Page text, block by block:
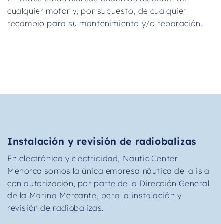
cualquier motor y, por supuesto, de cualquier
recambio para su mantenimiento y/o reparación.
Instalación y revisión de radiobalizas
En electrónica y electricidad, Nautic Center
Menorca somos la única empresa náutica de la isla
con autorización, por parte de la Dirección General
de la Marina Mercante, para la instalación y
revisión de radiobalizas.